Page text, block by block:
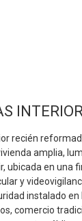
recién
amplia,
ubicada en una
y
instalado en
comercio